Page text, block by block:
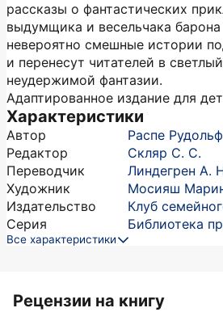
рассказы о фантастических
выдумщика и весельчака
невероятно смешные истории
и перенесут читателей в
неудержимой фантазии.
Адаптированное издание для
Характеристики
Автор
Распе
Редактор
Скляр С. С.
Переводчик
Линдегрен А.
Художник
Мосияш
Издательство
Клуб
Серия
Библиотека
Все характеристики
Рецензии на книгу